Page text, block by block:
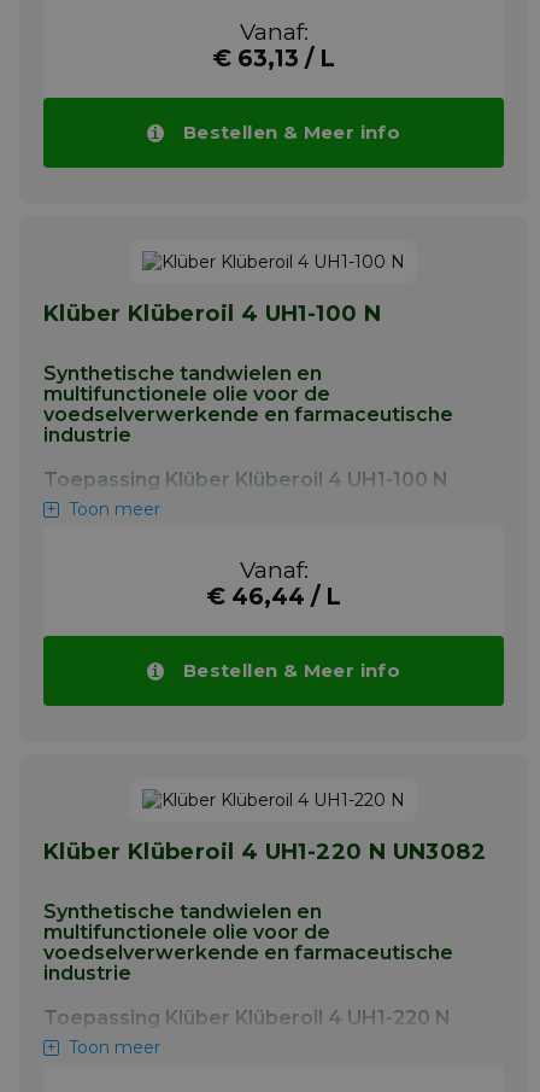
die onderhevig zijn aan hoge belastingen,
lagers, spindels, verbindingen en hijs-,
Vanaf:
€ 63,13 / L
Bestellen & Meer info
Klüber Klüberoil 4 UH1-100 N
Synthetische tandwielen en
multifunctionele olie voor de
voedselverwerkende en farmaceutische
industrie
Toepassing Klüber Klüberoil 4 UH1-100 N
Klüberoil 4 UH1 N is ontwikkeld voor de
wormwielen die onderhevig zijn aan hoge
belastingen, lagers, spindels, gewrichten en
transportkettingen.
Toon meer
Vanaf:
€ 46,44 / L
Bestellen & Meer info
Klüber Klüberoil 4 UH1-220 N UN3082
Synthetische tandwielen en
multifunctionele olie voor de
voedselverwerkende en farmaceutische
industrie
Toepassing Klüber Klüberoil 4 UH1-220 N
Klüberoil 4 UH1 N is ontwikkeld voor de
Toon meer